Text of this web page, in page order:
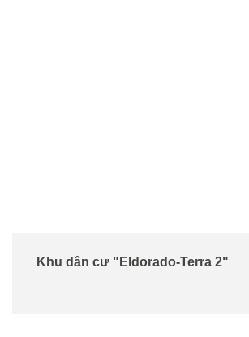
Khu dân cư "Eldorado-Terra 2"